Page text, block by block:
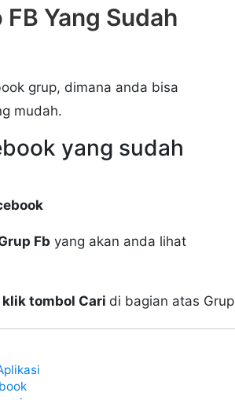
Yang Sudah
grup, dimana anda bisa
mudah.
yang sudah
Fb yang akan anda lihat
klik tombol Cari di bagian atas Grup